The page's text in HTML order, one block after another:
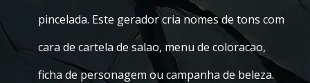
pincelada. Este gerador cria nomes de tons com
cara de cartela de salao, menu de coloracao,
ficha de personagem ou campanha de beleza.